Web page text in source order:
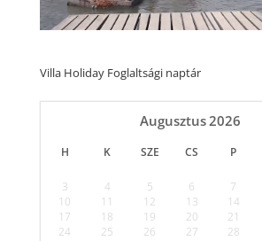
Villa Holiday Foglaltsági naptár
Augusztus2026
H K SZE CS P
3
4 5 6 7
10
11 12 13 14
17
18 19 20 21
24
25 26 27 28